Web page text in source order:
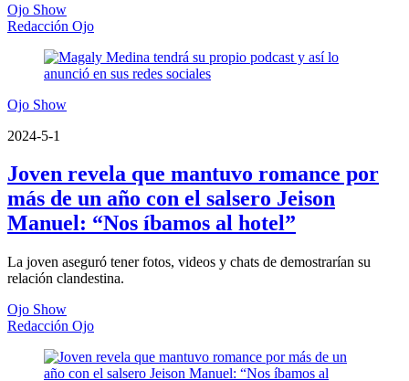
Ojo Show
Redacción Ojo
Ojo Show
2024-5-1
Joven revela que mantuvo romance por
más de un año con el salsero Jeison
Manuel: “Nos íbamos al hotel”
La joven aseguró tener fotos, videos y chats de demostrarían su
relación clandestina.
Ojo Show
Redacción Ojo